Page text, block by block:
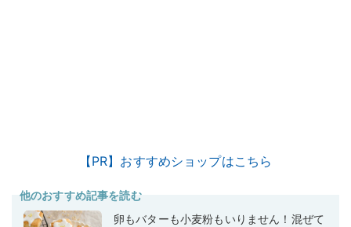
【PR】おすすめショップはこちら
他のおすすめ記事を読む
卵もバターも小麦粉もいりません！混ぜて